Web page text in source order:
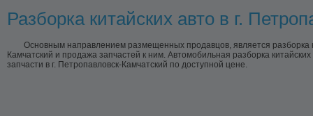
Разборка китайских авто в г.
Основным направлением размещенных продавцов, является разборка
Камчатский и продажа запчастей к ним. Автомобильная разборка
запчасти в г. Петропавловск-Камчатский по доступной цене.